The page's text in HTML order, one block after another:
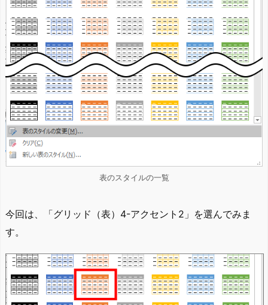
表のスタイルの一覧
今回は、「グリッド（表）4-アクセント2」を選んでみま
す。